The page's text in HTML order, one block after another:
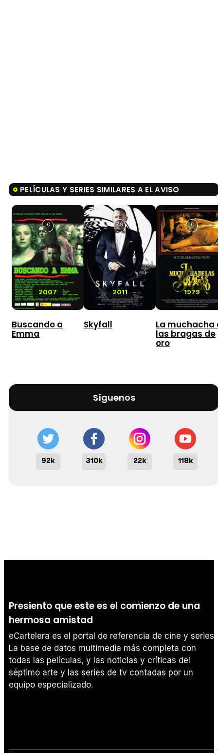
PELÍCULAS Y SERIES SIMILARES A EL AVISO
2007
10
Buscando a
Emma
2011
7,9
Skyfall
1979
10
La muchacha
las bragas de
oro
Síguenos
92k 310k 22k 118k
Presiento que este es el comienzo de una
hermosa amistad
eCartelera es el portal de referencia de cine y series.
La base de datos multimedia más completa con
todas las películas, y las noticias y críticas del
séptimo arte y las series de tv contadas por un
equipo especializado.